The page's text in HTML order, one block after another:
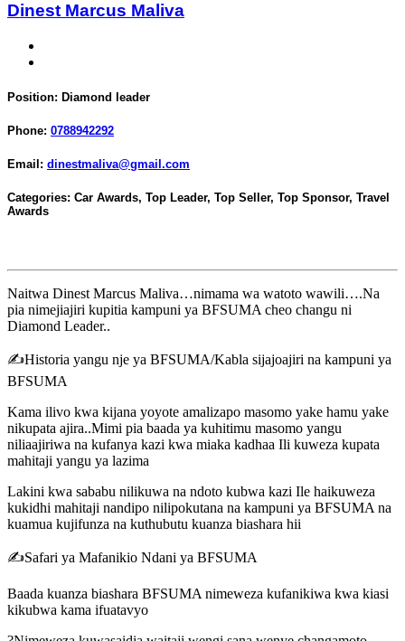
Dinest Marcus Maliva
Position: Diamond leader
Phone: 0788942292
Email: dinestmaliva@gmail.com
Categories: Car Awards, Top Leader, Top Seller, Top Sponsor, Travel
Awards
Naitwa Dinest Marcus Maliva…nimama wa watoto wawili….Na
pia nimejiajiri kupitia kampuni ya BFSUMA cheo changu ni
Diamond Leader..
✍️Historia yangu nje ya BFSUMA/Kabla sijajoajiri na kampuni ya
BFSUMA
Kama ilivo kwa kijana yoyote amalizapo masomo yake hamu yake
nikupata ajira..Mimi pia baada ya kuhitimu masomo yangu
niliaajiriwa na kufanya kazi kwa miaka kadhaa Ili kuweza kupata
mahitaji yangu ya lazima
Lakini kwa sababu nilikuwa na ndoto kubwa kazi Ile haikuweza
kukidhi mahitaji nandipo nilipokutana na kampuni ya BFSUMA na
kuamua kujifunza na kuthubutu kuanza biashara hii
✍️Safari ya Mafanikio Ndani ya BFSUMA
Baada kuanza biashara BFSUMA nimeweza kufanikiwa kwa kiasi
kikubwa kama ifuatavyo